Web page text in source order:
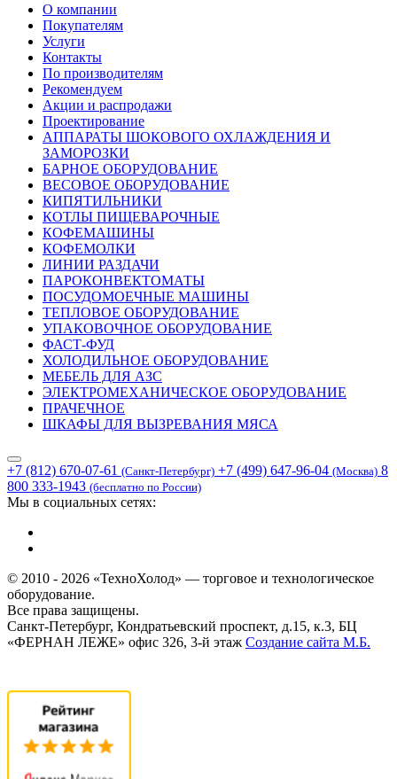
О компании
Покупателям
Услуги
Контакты
По производителям
Рекомендуем
Акции и распродажи
Проектирование
АППАРАТЫ ШОКОВОГО ОХЛАЖДЕНИЯ И
ЗАМОРОЗКИ
БАРНОЕ ОБОРУДОВАНИЕ
ВЕСОВОЕ ОБОРУДОВАНИЕ
КИПЯТИЛЬНИКИ
КОТЛЫ ПИЩЕВАРОЧНЫЕ
КОФЕМАШИНЫ
КОФЕМОЛКИ
ЛИНИИ РАЗДАЧИ
ПАРОКОНВЕКТОМАТЫ
ПОСУДОМОЕЧНЫЕ МАШИНЫ
ТЕПЛОВОЕ ОБОРУДОВАНИЕ
УПАКОВОЧНОЕ ОБОРУДОВАНИЕ
ФАСТ-ФУД
ХОЛОДИЛЬНОЕ ОБОРУДОВАНИЕ
МЕБЕЛЬ ДЛЯ АЗС
ЭЛЕКТРОМЕХАНИЧЕСКОЕ ОБОРУДОВАНИЕ
ПРАЧЕЧНОЕ
ШКАФЫ ДЛЯ ВЫЗРЕВАНИЯ МЯСА
+7 (812) 670-07-61 (Санкт-Петербург) +7 (499) 647-96-04 (Москва) 8
800 333-1943 (бесплатно по России)
Мы в социальных сетях:
© 2010 - 2026 «ТехноХолод» — торговое и технологическое
оборудование.
Все права защищены.
Санкт-Петербург, Кондратьевский проспект, д.15, к.3, БЦ
«ФЕРНАН ЛЕЖЕ» офис 326, 3-й этаж Создание сайта М.Б.